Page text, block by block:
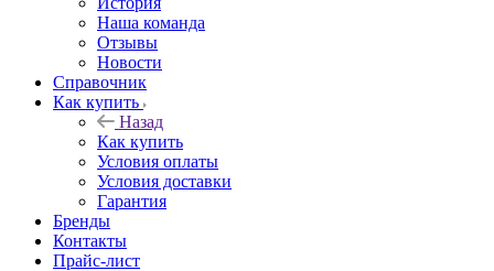
Наша команда
Отзывы
Новости
Справочник
Как купить
Назад
Как купить
Условия оплаты
Условия доставки
Гарантия
Бренды
Контакты
Прайс-лист